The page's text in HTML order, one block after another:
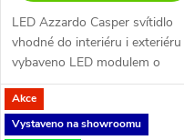
LED Azzardo Casper svítidlo
vhodné do interiéru i exteriéru
vybaveno LED modulem o
výkonu 15W. Konstrukce je
vyrobena z hliníku, lakována do
černé, bílé a antracitové barvy....
Akce
Vystaveno na showroomu